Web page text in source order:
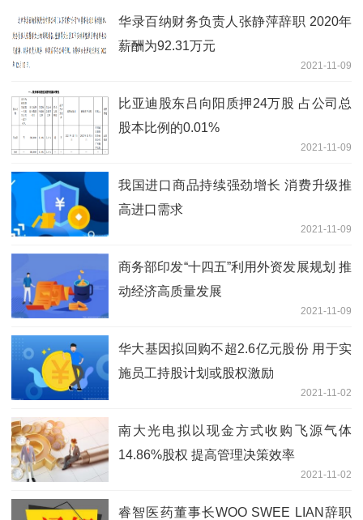
华录百纳财务负责人张静萍辞职 2020年
薪酬为92.31万元
2021-11-09
比亚迪股东吕向阳质押24万股 占公司总
股本比例的0.01%
2021-11-09
我国进口商品持续强劲增长 消费升级推
高进口需求
2021-11-09
商务部印发“十四五”利用外资发展规划 推
动经济高质量发展
2021-11-09
华大基因拟回购不超2.6亿元股份 用于实
施员工持股计划或股权激励
2021-11-02
南大光电拟以现金方式收购飞源气体
14.86%股权 提高管理决策效率
2021-11-02
睿智医药董事长WOO SWEE LIAN辞职